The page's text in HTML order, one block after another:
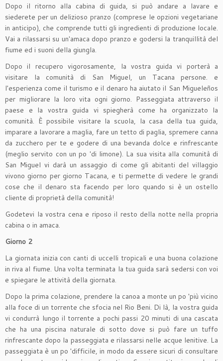
Dopo il ritorno alla cabina di guida, si può andare a lavare e
siederete per un delizioso pranzo (comprese le opzioni vegetariane
in anticipo), che comprende tutti gli ingredienti di produzione locale.
Vai a rilassarsi su un'amaca dopo pranzo e godersi la tranquillità del
fiume ed i suoni della giungla.
Dopo il recupero vigorosamente, la vostra guida vi porterà a
visitare la comunità di San Miguel, un Tacana persone. e
l'esperienza come il turismo e il denaro ha aiutato il San Migueleños
per migliorare la loro vita ogni giorno. Passeggiata attraverso il
paese e la vostra guida vi spiegherà come ha organizzato la
comunità. È possibile visitare la scuola, la casa della tua guida,
imparare a lavorare a maglia, fare un tetto di paglia, spremere canna
da zucchero per te e godere di una bevanda dolce e rinfrescante
(meglio servito con un po 'di limone). La sua visita alla comunità di
San Miguel vi darà un assaggio di come gli abitanti del villaggio
vivono giorno per giorno Tacana, e ti permette di vedere le grandi
cose che il denaro sta facendo per loro quando si è un ostello
cliente di proprietà della comunità!
Godetevi la vostra cena e riposo il resto della notte nella propria
cabina o in amaca.
Giorno 2
La giornata inizia con canti di uccelli tropicali e una buona colazione
in riva al fiume. Una volta terminata la tua guida sarà sedersi con voi
e spiegare le attività della giornata.
Dopo la prima colazione, prendere la canoa a monte un po 'più vicino
alla foce di un torrente che sfocia nel Rio Beni. Di là, la vostra guida
vi condurrà lungo il torrente a pochi passi 20 minuti di una cascata
che ha una piscina naturale di sotto dove si può fare un tuffo
rinfrescante dopo la passeggiata e rilassarsi nelle acque lenitive. La
passeggiata è un po 'difficile, in modo da essere sicuri di consultare